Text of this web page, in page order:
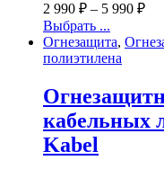
2 990 ₽ – 5 990 ₽
Выбрать ...
Огнезащита,
полиэтилена
Kabel